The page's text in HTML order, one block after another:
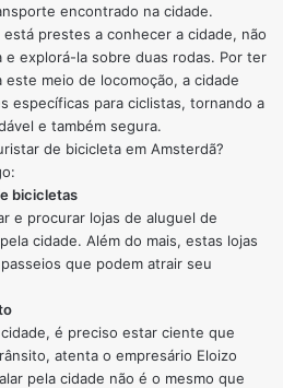
encontrado na cidade.
prestes a conhecer a cidade, não
explorá-la sobre duas rodas. Por ter
este meio de locomoção, a cidade
específicas para ciclistas, tornando a
e também segura.
de bicicleta em Amsterdã?
bicicletas
e procurar lojas de aluguel de
cidade. Além do mais, estas lojas
que podem atrair seu
é preciso estar ciente que
atenta o empresário Eloizo
pela cidade não é o mesmo que